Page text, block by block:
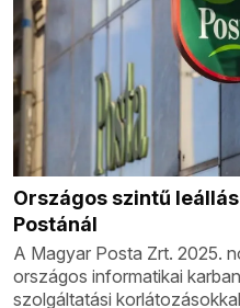
Országos szintű
Postánál
A Magyar Posta Zrt. 2025.
országos informatikai
szolgáltatási